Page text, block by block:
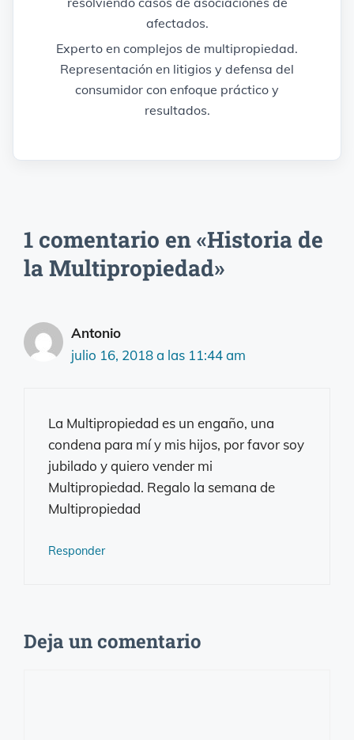
afectados.
Experto en complejos de multipropiedad.
Representación en litigios y defensa del
consumidor con enfoque práctico y
resultados.
1 comentario en «Historia de
la Multipropiedad»
Antonio
julio 16, 2018 a las 11:44 am
La Multipropiedad es un engaño, una
condena para mí y mis hijos, por favor soy
jubilado y quiero vender mi
Multipropiedad. Regalo la semana de
Multipropiedad
Responder
Deja un comentario